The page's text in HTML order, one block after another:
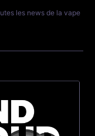
les news de la vape